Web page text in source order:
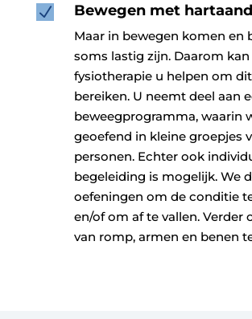
N Bewegen met
Maar in bewegen komen en
soms lastig zijn. Daarom kan
fysiotherapie u helpen om
bereiken. U neemt deel aan
beweegprogramma, waarin
geoefend in kleine groepjes
personen. Echter ook
begeleiding is mogelijk. We
oefeningen om de conditie
en/of om af te vallen. Verder
van romp, armen en benen